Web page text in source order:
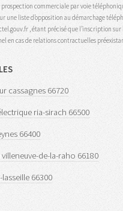
prospection commerciale par voie
une liste d’opposition au démarchage
, étant précisé que l’inscription sur
en cas de relations contractuelles
cassagnes 66720
ria-sirach 66500
66400
de-la-raho 66180
66300